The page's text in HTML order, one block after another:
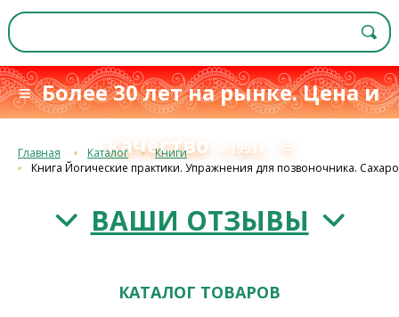
≡ Более 30 лет на рынке. Цена и
качество
с 1993 г. ≡
Главная Каталог
Книги
Книга Йогические практики. Упражнения для позвоночника.
ВАШИ ОТЗЫВЫ
КАТАЛОГ ТОВАРОВ